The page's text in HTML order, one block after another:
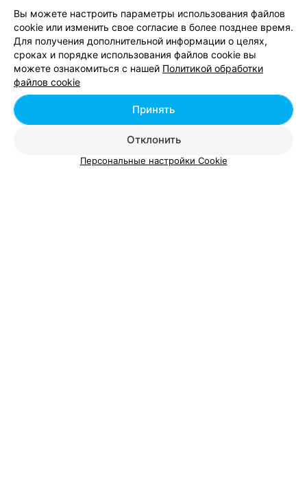
Массаж задней поверхности 40мин
(кроме лечебного)
от 17 руб.
Массаж стоп (кроме лечебного)
от 11 руб.
Массаж стоп 20мин (кроме лечебного)
Общий массаж задней поверхности
Вы можете настроить параметры использования файлов
cookie или изменить свое согласие в более позднее время.
Для получения дополнительной информации о целях,
сроках и порядке использования файлов cookie вы
можете ознакомиться с нашей Политикой обработки
файлов cookie
Отклонить
Принять
Персональные настройки Cookie